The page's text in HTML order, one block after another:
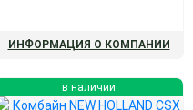
ИНФОРМАЦИЯ О КОМПАНИИ
в наличии